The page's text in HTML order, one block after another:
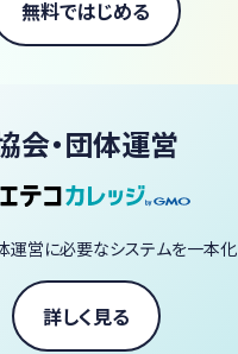
無料ではじめる
会・団体運営
運営に必要なシステムを一本化
詳しく見る